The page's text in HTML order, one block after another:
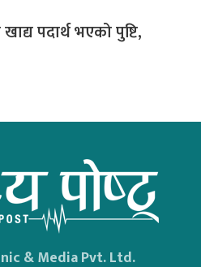
पदार्थ भएको पुष्टि,
& Media Pvt. Ltd.